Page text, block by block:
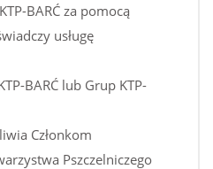
BARĆ za pomocą
usługę
BARĆ lub Grup KTP-
Członkom
Pszczelniczego